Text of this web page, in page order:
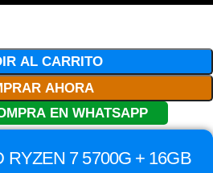
AL CARRITO
AHORA
EN WHATSAPP
RYZEN 7 5700G + 16GB